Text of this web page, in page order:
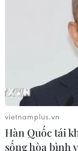
'Chân dung Dr.
'Three Studies of
vietnamplus.vn
Hàn Quốc tái
sống hòa bình